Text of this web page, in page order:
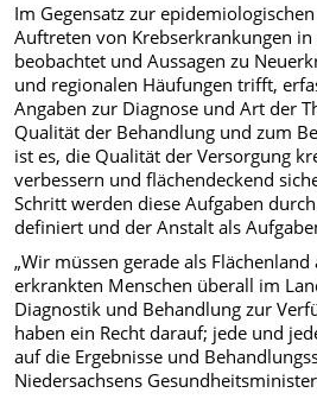
Im Gegensatz zur
Auftreten von Krebserkrankungen
beobachtet und Aussagen zu
und regionalen Häufungen trifft,
Angaben zur Diagnose und Art der
Qualität der Behandlung und zum
ist es, die Qualität der Versorgung
verbessern und flächendeckend
Schritt werden diese Aufgaben
definiert und der Anstalt als
„Wir müssen gerade als
erkrankten Menschen überall im
Diagnostik und Behandlung zur
haben ein Recht darauf; jede und
auf die Ergebnisse und
Niedersachsens